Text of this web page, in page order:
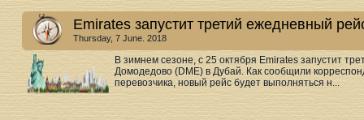
Emirates запустит третий ежедневный
Thursday, 7 June. 2018
В зимнем сезоне, с 25 октября Emirates запустит
Домодедово (DME) в Дубай. Как сообщили
перевозчика, новый рейс будет выполняться н...